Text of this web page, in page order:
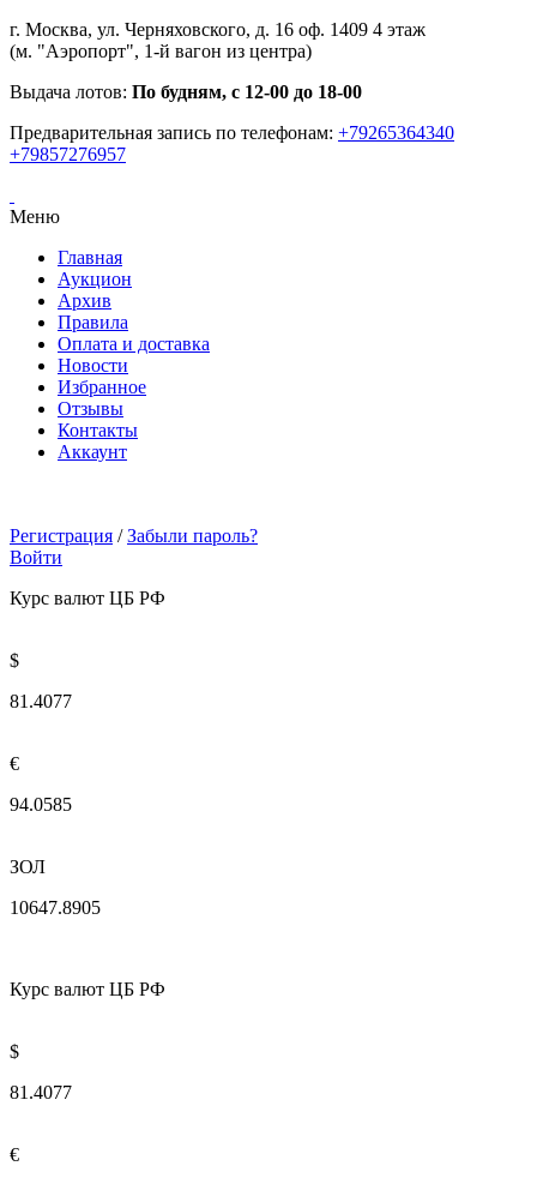
г. Москва, ул. Черняховского, д. 16 оф. 1409 4 этаж
(м. "Аэропорт", 1-й вагон из центра)
Выдача лотов: По будням, с 12-00 до 18-00
Предварительная запись по телефонам: +79265364340
+79857276957
Меню
Главная
Аукцион
Архив
Правила
Оплата и доставка
Новости
Избранное
Отзывы
Контакты
Аккаунт
Регистрация / Забыли пароль?
Войти
Курс валют ЦБ РФ
$
81.4077
€
94.0585
ЗОЛ
10647.8905
Курс валют ЦБ РФ
$
81.4077
€